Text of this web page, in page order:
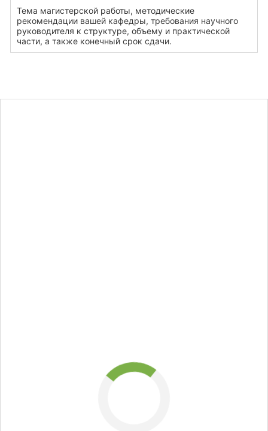
Тема магистерской работы, методические
рекомендации вашей кафедры, требования научного
руководителя к структуре, объему и практической
части, а также конечный срок сдачи.